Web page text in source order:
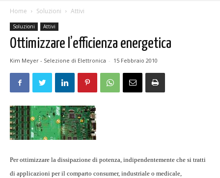
Home Soluzioni Attivi
Soluzioni Attivi
Ottimizzare l’efficienza energetica
Kim Meyer - Selezione di Elettronica - 15 Febbraio 2010
Per ottimizzare la dissipazione di potenza, indipendentemente che si tratti
di applicazioni per il comparto consumer, industriale o medicale,